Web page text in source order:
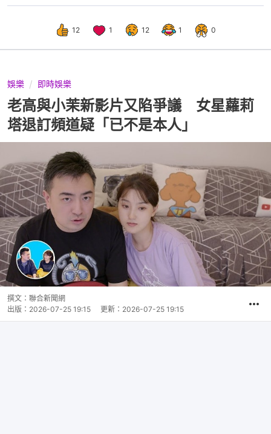
12 1 12 1 0
娛樂 即時娛樂
老高與小茉新影片又陷爭議 女星蘿莉
塔退訂頻道疑「已不是本人」
撰文： 聯合新聞網
出版： 2026-07-25 19:15 更新： 2026-07-25 19:15